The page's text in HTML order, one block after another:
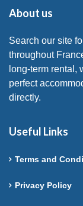
About us
Search our site
throughout
long-term rental,
perfect
directly.
Useful Links
Terms and
Privacy Policy